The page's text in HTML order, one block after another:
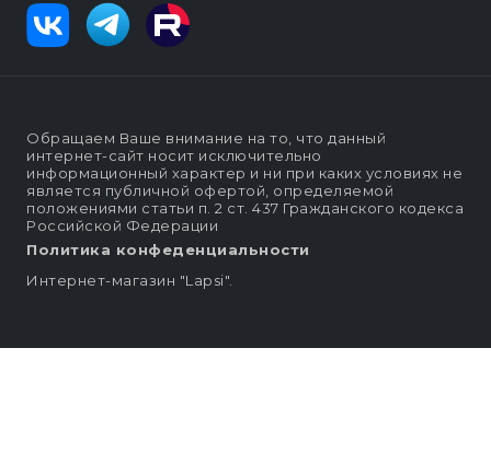
Обращаем Ваше внимание на то, что данный
интернет-сайт носит исключительно
информационный характер и ни при каких условиях не
является публичной офертой, определяемой
положениями статьи п. 2 ст. 437 Гражданского кодекса
Российской Федерации
Политика конфеденциальности
Интернет-магазин "Lapsi".